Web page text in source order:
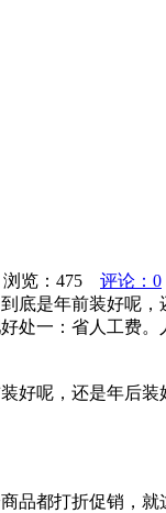
览： 475
评论：0
是年前装好呢
一：省人工费
呢，还是年后
都打折促销，